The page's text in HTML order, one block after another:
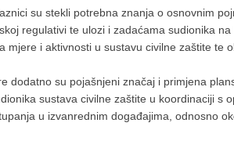
su stekli potrebna znanja o osnovnim
regulativi te ulozi i zadaćama sudionika
mjere i aktivnosti u sustavu civilne zaštite te
dodatno su pojašnjeni značaj i primjena
sustava civilne zaštite u koordinaciji s
u izvanrednim događajima, odnosno